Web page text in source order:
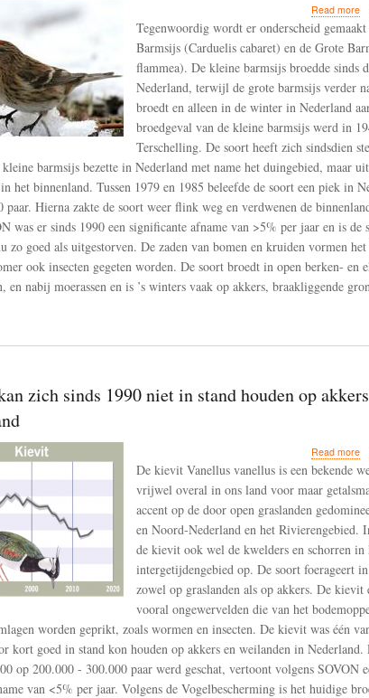
Read more
is
Tegenwoordig wordt er onderscheid
Barmsijs (Carduelis cabaret) en de Grote
flammea). De kleine barmsijs broedde sinds
Nederland, terwijl de grote barmsijs verder
broedt en alleen in de winter in Nederland
broedgeval van de kleine barmsijs werd in
Terschelling. De soort heeft zich sindsdien
barmsijs bezette in Nederland met name het duingebied, maar
het binnenland. Tussen 1979 en 1985 beleefde de soort een piek in
paar. Hierna zakte de soort weer flink weg en verdwenen de
was er sinds 1990 een significante afname van >5% per jaar en is de
zo goed als uitgestorven. De zaden van bomen en kruiden vormen
ook insecten gegeten worden. De soort broedt in open berken- en
en nabij moerassen en is ’s winters vaak op akkers, braakliggende
zich sinds 1990 niet in stand houden op
Read more
in
op
De kievit Vanellus vanellus is een bekende
vrijwel overal in ons land voor maar
accent op de door open graslanden
en Noord-Nederland en het Rivierengebied.
de kievit ook wel de kwelders en schorren in
intergetijdengebied op. De soort foerageert
zowel op graslanden als op akkers. De kievit
vooral ongewervelden die van het
worden geprikt, zoals wormen en insecten. De kievit was één
kort goed in stand kon houden op akkers en weilanden in Nederland.
op 200.000 - 300.000 paar werd geschat, vertoont volgens SOVON
van <5% per jaar. Volgens de Vogelbescherming is het huidige